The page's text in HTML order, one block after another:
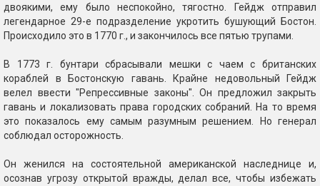
двоякими, ему было неспокойно, тягостно. Гейдж отправил
легендарное 29-е подразделение укротить бушующий Бостон.
Происходило это в 1770 г., и закончилось все пятью трупами.
В 1773 г. бунтари сбрасывали мешки с чаем с британских
кораблей в Бостонскую гавань. Крайне недовольный Гейдж
велел ввести "Репрессивные законы". Он предложил закрыть
гавань и локализовать права городских собраний. На то время
это показалось ему самым разумным решением. Но генерал
соблюдал осторожность.
Он женился на состоятельной американской наследнице и,
осознав угрозу открытой вражды, делал все, чтобы избежать